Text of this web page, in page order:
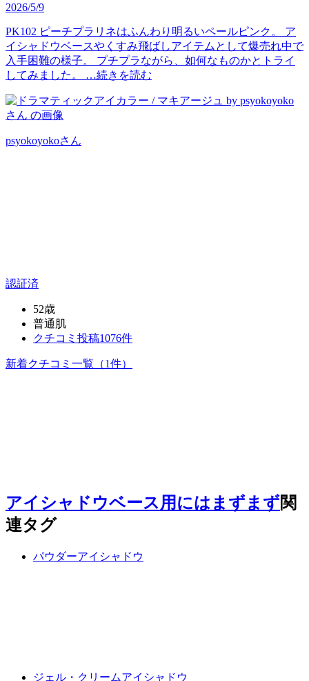
2026/5/9
PK102 ピーチプラリネはふんわり明るいペールピンク。 ア
イシャドウベースやくすみ飛ばしアイテムとして爆売れ中で
入手困難の様子。 プチプラながら、如何なものかとトライ
してみました。 …続きを読む
psyokoyokoさん
認証済
52歳
普通肌
クチコミ投稿1076件
新着クチコミ一覧 （1件）
アイシャドウベース用にはまずまず関
連タグ
パウダーアイシャドウ
ジェル・クリームアイシャドウ